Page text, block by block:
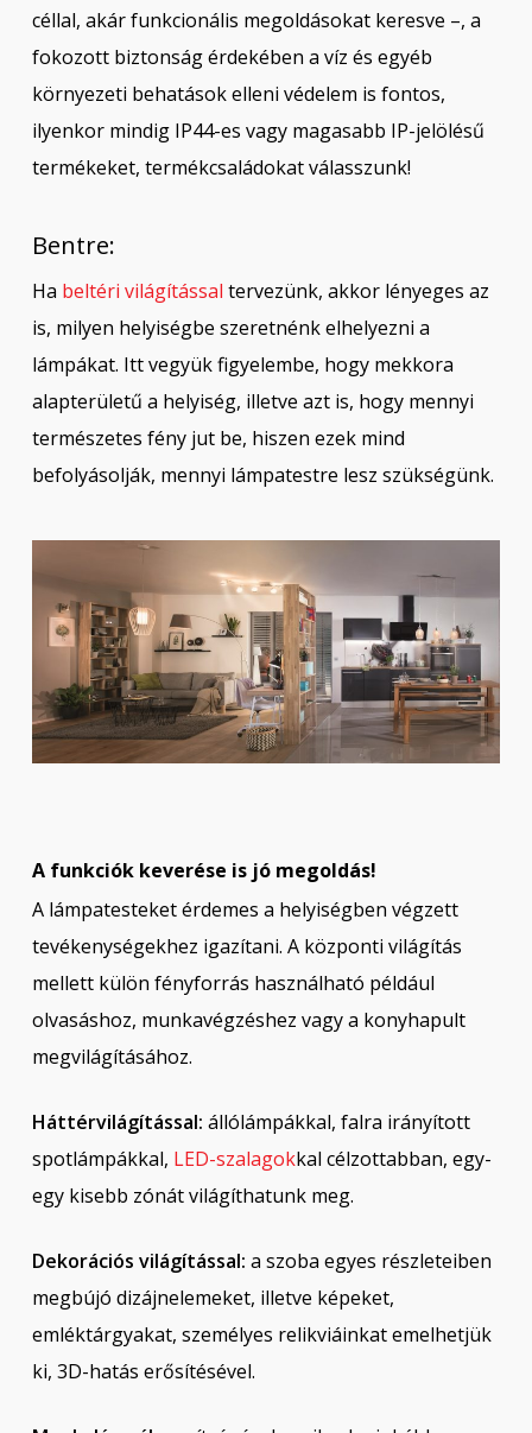
céllal, akár funkcionális megoldásokat keresve –, a
fokozott biztonság érdekében a víz és egyéb
környezeti behatások elleni védelem is fontos,
ilyenkor mindig IP44-es vagy magasabb IP-jelölésű
termékeket, termékcsaládokat válasszunk!
Bentre:
Ha beltéri világítással tervezünk, akkor lényeges az
is, milyen helyiségbe szeretnénk elhelyezni a
lámpákat. Itt vegyük figyelembe, hogy mekkora
alapterületű a helyiség, illetve azt is, hogy mennyi
természetes fény jut be, hiszen ezek mind
befolyásolják, mennyi lámpatestre lesz szükségünk.
A funkciók keverése is jó megoldás!
A lámpatesteket érdemes a helyiségben végzett
tevékenységekhez igazítani. A központi világítás
mellett külön fényforrás használható például
olvasáshoz, munkavégzéshez vagy a konyhapult
megvilágításához.
Háttérvilágítással: állólámpákkal, falra irányított
spotlámpákkal, LED-szalagokkal célzottabban, egy-
egy kisebb zónát világíthatunk meg.
Dekorációs világítással: a szoba egyes részleteiben
megbújó dizájnelemeket, illetve képeket,
emléktárgyakat, személyes relikviáinkat emelhetjük
ki, 3D-hatás erősítésével.